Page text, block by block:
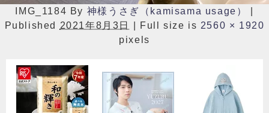
IMG_1184 By 神様うさぎ（kamisama usage）
Published
2021年8月3日 Full size is 2560 × 1920
pixels